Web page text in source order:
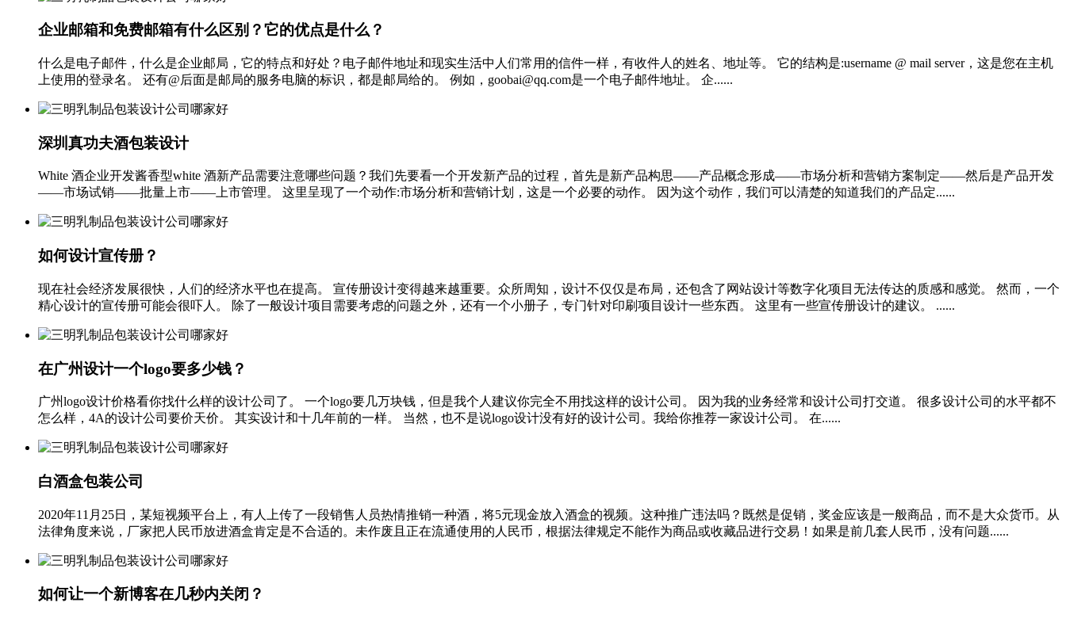
企业邮箱和免费邮箱有什么区别？它的优点是什么？
什么是电子邮件，什么是企业邮局，它的特点和好处？电子邮件地址和现实生活中人们常用的信件一样，有收件人的姓名、地址等。 它的结构是:username @ mail server，这是您在主机
上使用的登录名。 还有@后面是邮局的服务电脑的标识，都是邮局给的。 例如，goobai@qq.com是一个电子邮件地址。 企......
深圳真功夫酒包装设计
White 酒企业开发酱香型white 酒新产品需要注意哪些问题？我们先要看一个开发新产品的过程，首先是新产品构思——产品概念形成——市场分析和营销方案制定——然后是产品开发
——市场试销——批量上市——上市管理。 这里呈现了一个动作:市场分析和营销计划，这是一个必要的动作。 因为这个动作，我们可以清楚的知道我们的产品定......
如何设计宣传册？
现在社会经济发展很快，人们的经济水平也在提高。 宣传册设计变得越来越重要。众所周知，设计不仅仅是布局，还包含了网站设计等数字化项目无法传达的质感和感觉。 然而，一个
精心设计的宣传册可能会很吓人。 除了一般设计项目需要考虑的问题之外，还有一个小册子，专门针对印刷项目设计一些东西。 这里有一些宣传册设计的建议。 ......
在广州设计一个logo要多少钱？
广州logo设计价格看你找什么样的设计公司了。 一个logo要几万块钱，但是我个人建议你完全不用找这样的设计公司。 因为我的业务经常和设计公司打交道。 很多设计公司的水平都不
怎么样，4A的设计公司要价天价。 其实设计和十几年前的一样。 当然，也不是说logo设计没有好的设计公司。我给你推荐一家设计公司。 在......
白酒盒包装公司
2020年11月25日，某短视频平台上，有人上传了一段销售人员热情推销一种酒，将5元现金放入酒盒的视频。这种推广违法吗？既然是促销，奖金应该是一般商品，而不是大众货币。从
法律角度来说，厂家把人民币放进酒盒肯定是不合适的。未作废且正在流通使用的人民币，根据法律规定不能作为商品或收藏品进行交易！如果是前几套人民币，没有问题......
如何让一个新博客在几秒内关闭？